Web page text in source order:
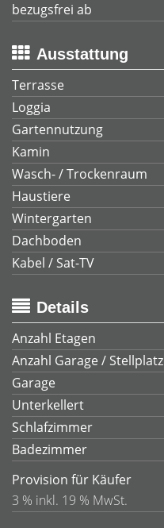
bezugsfrei ab
Ausstattung
Terrasse
Loggia
Gartennutzung
Kamin
Wasch- / Trockenraum
Haustiere
Wintergarten
Dachboden
Kabel / Sat-TV
Details
Anzahl Etagen
Anzahl Garage / Stellplatz
Garage
Unterkellert
Schlafzimmer
Badezimmer
Provision für Käufer
3 % inkl. 19 % MwSt.